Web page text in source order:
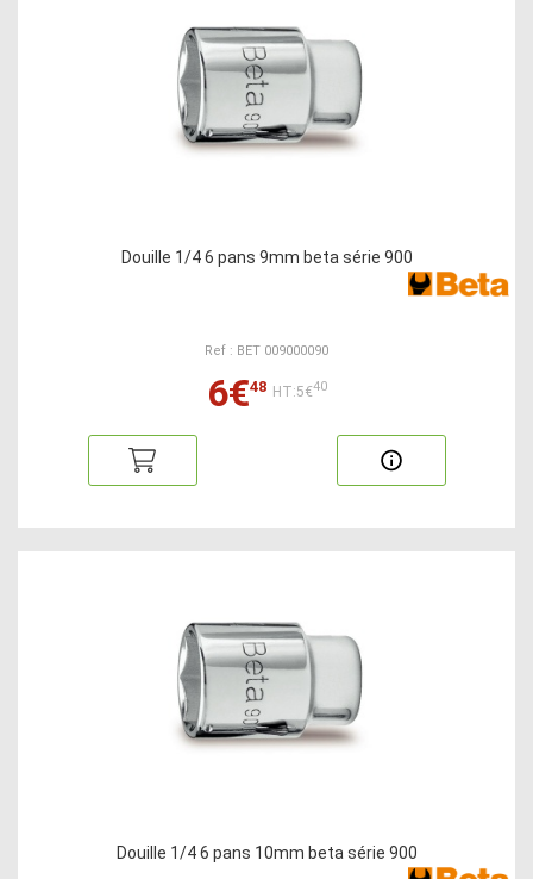
Douille 1/4 6 pans 9mm beta série 900
Ref : BET 009000090
6€48 HT:5€40
Douille 1/4 6 pans 10mm beta série 900